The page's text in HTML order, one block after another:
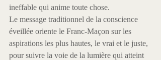
ineffable qui anime toute chose.
Le message traditionnel de la conscience
éveillée oriente le Franc-Maçon sur les
aspirations les plus hautes, le vrai et le juste,
pour suivre la voie de la lumière qui atteint